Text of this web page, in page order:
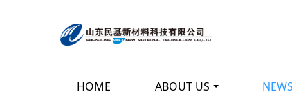
HOME ABOUT US NEWS